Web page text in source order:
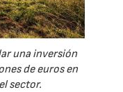
una inversión
de euros en
sector.